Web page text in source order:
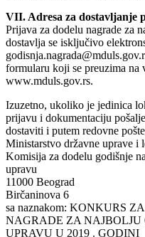
VII. Adresa za dostavljanje
Prijava za dodelu nagrade za
dostavlja se isključivo
formularu koji se preuzima na
www.mduls.gov.rs.
Izuzetno, ukoliko je jedinica
prijavu i dokumentaciju
dostaviti i putem redovne
Ministarstvo državne uprave i
Komisija za dodelu godišnje
upravu
11000 Beograd
Birčaninova 6
sa naznakom: KONKURS
NAGRADE ZA
UPRAVU U 2019 . GODINI